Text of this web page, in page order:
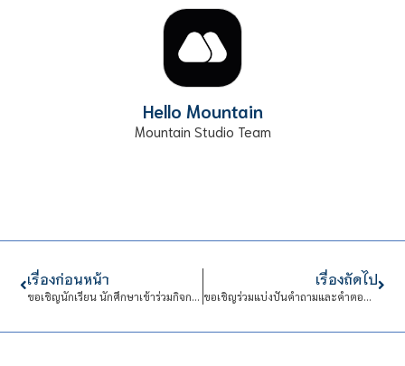
Hello Mountain
Mountain Studio Team
เรื่องก่อนหน้า
ขอเชิญนักเรียน นักศึกษาเข้าร่วมกิจกรรม “Design Thinking for Social Innovation (DTSI)”
เรื่องถัดไป
ขอเชิญร่วมแบ่งปันคำถามและคำตอบ ที่อยากรู้หรือสงสัย ผ่านช่องทาง Q&A (ถาม-ตอบ)